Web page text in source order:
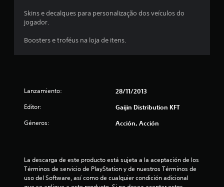
6
a
a
Skins e decalques para personalização dos veículos do
jogador.
Boosters e troféus na loja de itens.
Lanzamiento: 28/11/2013
Editor: Gaijin Distribution KFT
Géneros: Acción, Acción
La descarga de este producto está sujeta a la aceptación de los
Términos de servicio de PlayStation y de nuestros Términos de
uso del Software, así como de cualquier condición adicional